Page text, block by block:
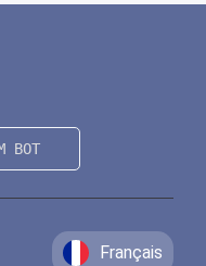
Français